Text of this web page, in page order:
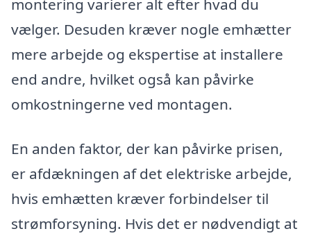
montering varierer alt efter hvad du
vælger. Desuden kræver nogle emhætter
mere arbejde og ekspertise at installere
end andre, hvilket også kan påvirke
omkostningerne ved montagen.
En anden faktor, der kan påvirke prisen,
er afdækningen af det elektriske arbejde,
hvis emhætten kræver forbindelser til
strømforsyning. Hvis det er nødvendigt at